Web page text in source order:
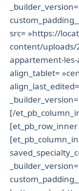
src= »https://
content/
appartement-les-
align_tablet=
[/